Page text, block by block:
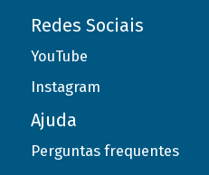
Redes Sociais
YouTube
Instagram
Ajuda
Perguntas frequentes